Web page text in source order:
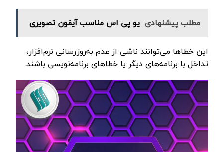
مطلب پیشنهادی یو پی اس مناسب آیفون تصویری
این خطاها می‌توانند ناشی از عدم به‌روزرسانی نرم‌افزار،
تداخل با برنامه‌های دیگر یا خطاهای برنامه‌نویسی باشند.